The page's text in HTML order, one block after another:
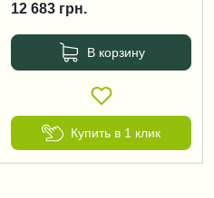
12 683 грн.
В корзину
Купить в 1 клик